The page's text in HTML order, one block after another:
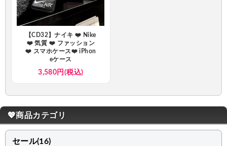
【CD32】ナイキ ❤️ Nike
❤️ 気質 ❤️ ファッション
❤️ スマホケース❤️ iPhon
eケース
3,580円(税込)
💖商品カテゴリ
セール(16)